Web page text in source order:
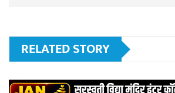
RELATED STORY